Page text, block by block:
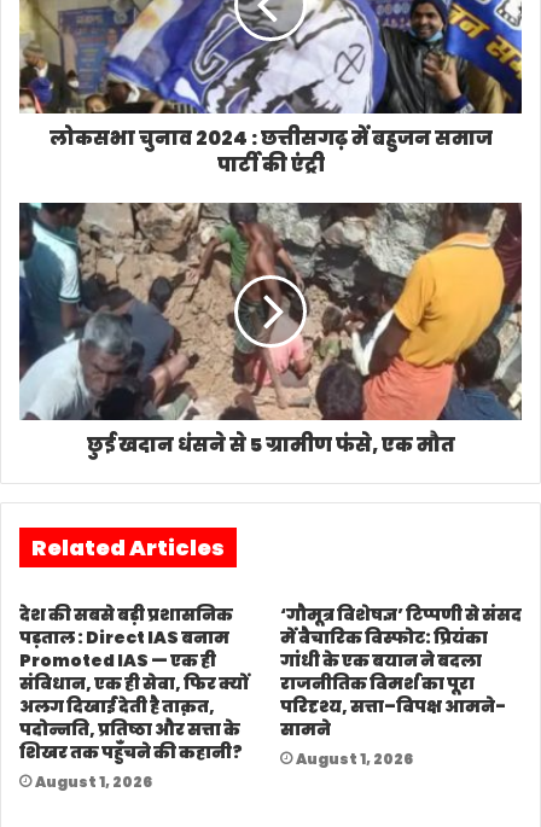
लोकसभा चुनाव 2024 : छत्तीसगढ़ में बहुजन समाज
पार्टी की एंट्री
छुई खदान धंसने से 5 ग्रामीण फंसे, एक मौत
Related Articles
देश की सबसे बड़ी प्रशासनिक
पड़ताल : Direct IAS बनाम
Promoted IAS — एक ही
संविधान, एक ही सेवा, फिर क्यों
अलग दिखाई देती है ताक़त,
पदोन्नति, प्रतिष्ठा और सत्ता के
शिखर तक पहुँचने की कहानी?
August 1, 2026
‘गौमूत्र विशेषज्ञ’ टिप्पणी से संसद
में वैचारिक विस्फोट: प्रियंका
गांधी के एक बयान ने बदला
राजनीतिक विमर्श का पूरा
परिदृश्य, सत्ता–विपक्ष आमने-
सामने
August 1, 2026